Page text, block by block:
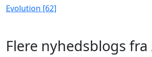
Evolution [62]
Flere nyhedsblogs fra